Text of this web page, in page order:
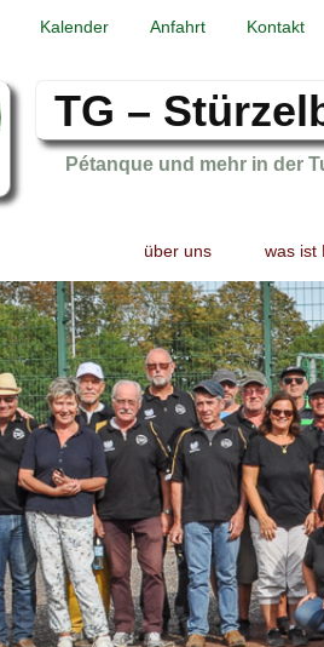
Kalender Anfahrt Kontakt
TG –
Pétanque und mehr in der
über uns was ist